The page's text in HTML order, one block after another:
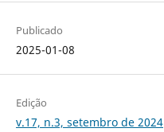
Publicado
2025-01-08
Edição
v.17, n.3, setembro de 2024